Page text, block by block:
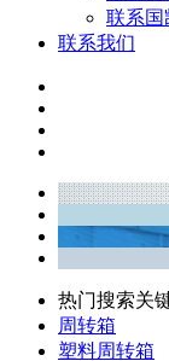
联系国
联系我们
热门搜索关
周转箱
塑料周转箱